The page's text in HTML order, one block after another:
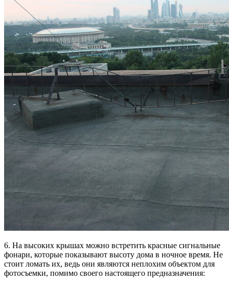
6. На высоких крышах можно встретить красные сигнальные
фонари, которые показывают высоту дома в ночное время. Не
стоит ломать их, ведь они являются неплохим объектом для
фотосъемки, помимо своего настоящего предназначения: